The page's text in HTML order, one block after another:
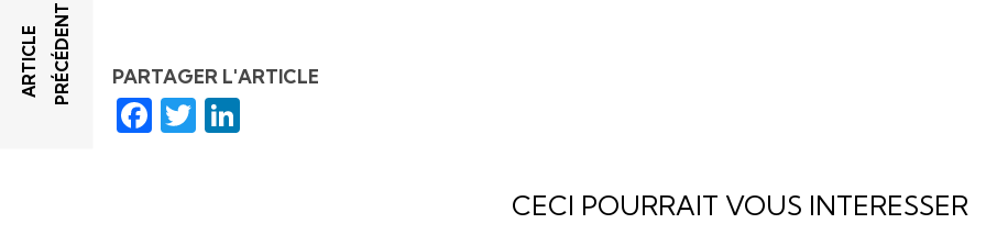
PARTAGER L'ARTICLE
Facebook
Twitter
A
R
T
I
C
L
E
P
R
É
C
É
D
E
N T
CECI POURRAIT VOUS INTERESSER